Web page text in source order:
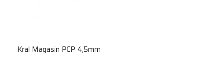
Kral Magasin PCP 4,5mm